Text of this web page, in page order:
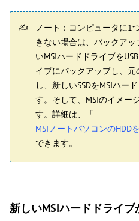
ノート：コンピュータに1
きない場合は、バックア
いMSIハードドライブを
イブにバックアップし、
し、新しいSSDをMSIハー
す。そして、MSIのイメー
す。詳細は、「
MSIノートパソコンのHDD
できます。
新しいMSIハードドライ